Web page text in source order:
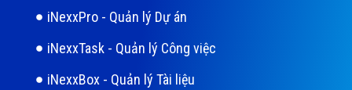
iNexxPro - Quản lý Dự án
iNexxTask - Quản lý Công việc
iNexxBox - Quản lý Tài liệu